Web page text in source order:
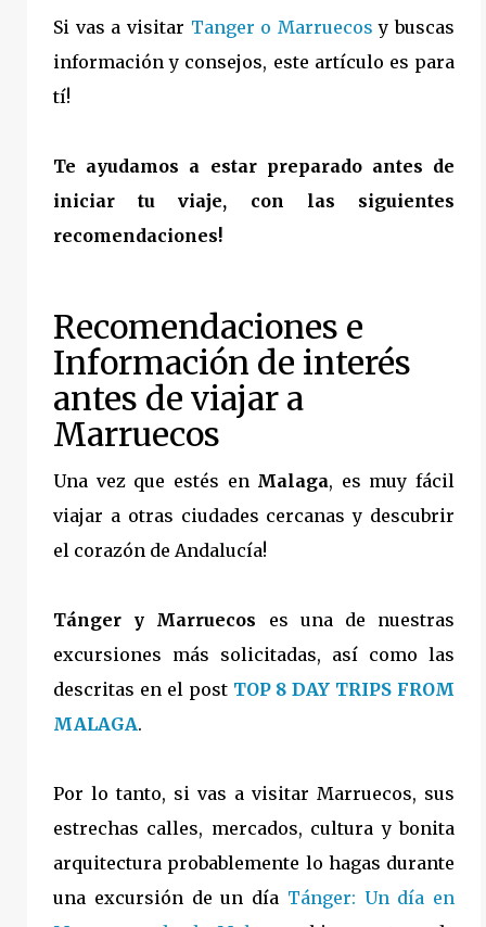
Si vas a visitar Tanger o Marruecos y buscas
información y consejos, este artículo es para
tí!
Te ayudamos a estar preparado antes de
iniciar tu viaje, con las siguientes
recomendaciones!
Recomendaciones e
Información de interés
antes de viajar a
Marruecos
Una vez que estés en Malaga, es muy fácil
viajar a otras ciudades cercanas y descubrir
el corazón de Andalucía!
Tánger y Marruecos es una de nuestras
excursiones más solicitadas, así como las
descritas en el post TOP 8 DAY TRIPS FROM
MALAGA.
Por lo tanto, si vas a visitar Marruecos, sus
estrechas calles, mercados, cultura y bonita
arquitectura probablemente lo hagas durante
una excursión de un día Tánger: Un día en